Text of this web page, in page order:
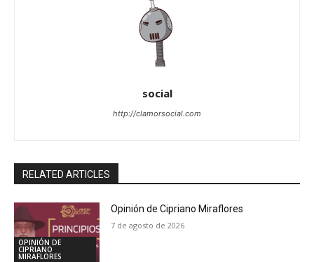
social
http://clamorsocial.com
RELATED ARTICLES
OPINIÓN DE
CIPRIANO
MIRAFLORES
Opinión de Cipriano Miraflores
7 de agosto de 2026